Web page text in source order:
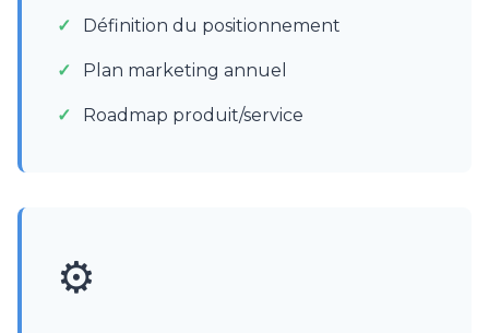
Définition du positionnement
Plan marketing annuel
Roadmap produit/service
⚙️